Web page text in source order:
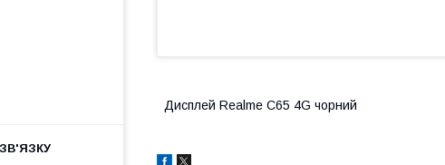
Дисплей Realme C65 4G чорний